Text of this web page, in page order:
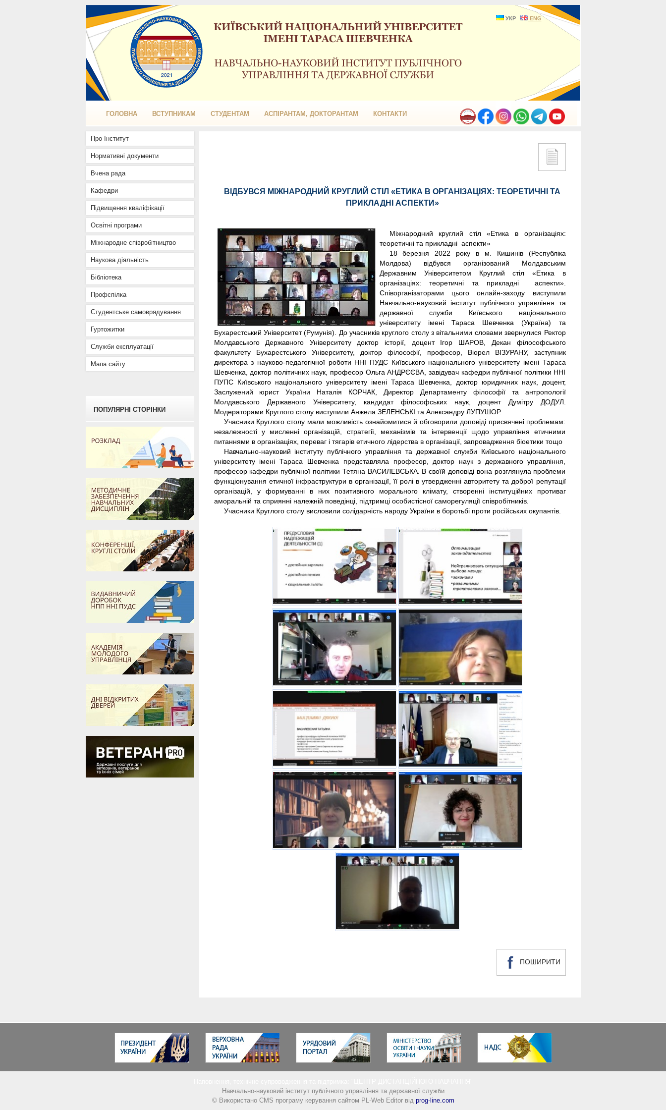
УКР ENG
ГОЛОВНА ВСТУПНИКАМ СТУДЕНТАМ АСПІРАНТАМ, ДОКТОРАНТАМ КОНТАКТИ
Про Інститут
Нормативні документи
Вчена рада
Кафедри
Підвищення кваліфікації
Освітні програми
Міжнародне співробітництво
Наукова діяльність
Бібліотека
Профспілка
Студентське самоврядування
Гуртожитки
Служби експлуатації
Мапа сайту
ПОПУЛЯРНІ СТОРІНКИ
ВІДБУВСЯ МІЖНАРОДНИЙ КРУГЛИЙ СТІЛ «ЕТИКА В ОРГАНІЗАЦІЯХ: ТЕОРЕТИЧНІ ТА
ПРИКЛАДНІ АСПЕКТИ»
Міжнародний круглий стіл «Етика в організаціях:
теоретичні та прикладні аспекти»
18 березня 2022 року в м. Кишинів (Республіка
Молдова) відбувся організований Молдавським
Державним Університетом Круглий стіл «Етика в
організаціях: теоретичні та прикладні аспекти».
Співорганізаторами цього онлайн-заходу виступили
Навчально-науковий інститут публічного управління та
державної служби Київського національного
університету імені Тараса Шевченка (Україна) та
Бухарестський Університет (Румунія). До учасників круглого столу з вітальними словами звернулися Ректор
Молдавського Державного Університету доктор історії, доцент Ігор ШАРОВ, Декан філософського
факультету Бухарестського Університету, доктор філософії, професор, Віорел ВІЗУРАНУ, заступник
директора з науково-педагогічної роботи ННІ ПУДС Київського національного університету імені Тараса
Шевченка, доктор політичних наук, професор Ольга АНДРЄЄВА, завідувач кафедри публічної політики ННІ
ПУПС Київського національного університету імені Тараса Шевченка, доктор юридичних наук, доцент,
Заслужений юрист України Наталія КОРЧАК, Директор Департаменту філософії та антропології
Молдавського Державного Університету, кандидат філософських наук, доцент Думітру ДОДУЛ.
Модераторами Круглого столу виступили Анжела ЗЕЛЕНСЬКІ та Александру ЛУПУШОР.
Учасники Круглого столу мали можливість ознайомитися й обговорили доповіді присвячені проблемам:
незалежності у мисленні організацій, стратегії, механізмів та інтервенції щодо управління етичними
питаннями в організаціях, переваг i тягарів етичного лідерства в організації, запровадження біоетики тощо
Навчально-науковий інституту публічного управління та державної служби Київського національного
університету імені Тараса Шевченка представляла професор, доктор наук з державного управління,
професор кафедри публічної політики Тетяна ВАСИЛЕВСЬКА. В своїй доповіді вона розглянула проблеми
функціонування етичної інфраструктури в організації, її ролі в утвердженні авторитету та доброї репутації
організацій, у формуванні в них позитивного морального клімату, створенні інституційних противаг
аморальній та сприянні належній поведінці, підтримці особистісної саморегуляції співробітників.
Учасники Круглого столу висловили солідарність народу України в боротьбі проти російських окупантів.
ПОШИРИТИ
Навчально-науковий інститут публічного управління та державної служби
© Використано CMS програму керування сайтом PL-Web Editor від prog-line.com